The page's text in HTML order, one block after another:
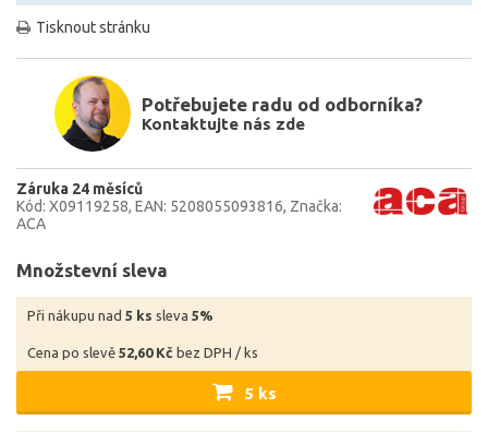
Tisknout stránku
Potřebujete radu od odborníka?
Kontaktujte nás zde
Záruka 24 měsíců
Kód: X09119258 EAN: 5208055093816 Značka:
ACA
Množstevní sleva
Při nákupu nad 5 ks sleva 5%
Cena po slevě 52,60 Kč bez DPH / ks
5 ks